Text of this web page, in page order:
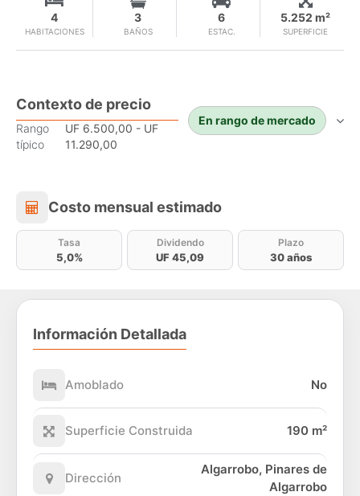
HABITACIONES
4
BAÑOS
3
ESTAC.
6
SUPERFICIE
5.252 m²
Contexto de precio
Rango
típico
UF 6.500,00 - UF
11.290,00
En rango de mercado
Costo mensual estimado
Costo mensual estimado
Tasa
5,0%
Dividendo
UF 45,09
Plazo
30 años
Información Detallada
Amoblado No
Superficie Construida 190 m²
Dirección
Algarrobo, Pinares de
Algarrobo